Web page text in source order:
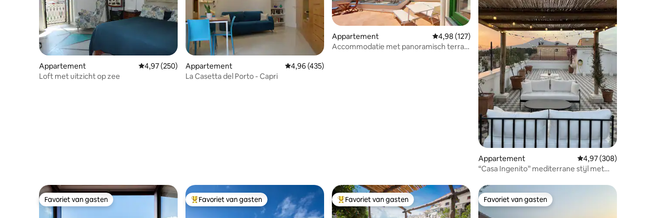
Appartement Gemiddelde beoordeling van 4,97 uit 5, 250 recensies
4,97 (250)
Loft met uitzicht op zee
Appartement Gemiddelde beoordeling van 4,96 uit 5, 435 recensies
4,96 (435)
La Casetta del Porto - Capri
Appartement Gemiddelde beoordeling van 4,98 uit 5, 127 recensies
4,98 (127)
Accommodatie met panoramisch terras:
Appartement Gemiddelde
4,97 (308)
“Casa Ingenito” mediterrane stijl met
Favoriet van gasten
Favoriet van gasten Topfavoriet van gasten
Favoriet van gasten Topfavoriet van gasten
Favoriet van gasten Favoriet van gasten
Favoriet van gasten